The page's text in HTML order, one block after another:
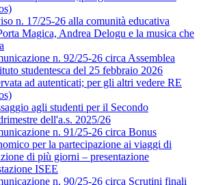
n. 17/25-26 alla comunità educativa
Magica, Andrea Delogu e la musica che
n. 92/25-26 circa Assemblea
studentesca del 25 febbraio 2026
ad autenticati; per gli altri vedere RE
agli studenti per il Secondo
dell'a.s. 2025/26
n. 91/25-26 circa Bonus
per la partecipazione ai viaggi di
di più giorni – presentazione
ISEE
n. 90/25-26 circa Scrutini finali